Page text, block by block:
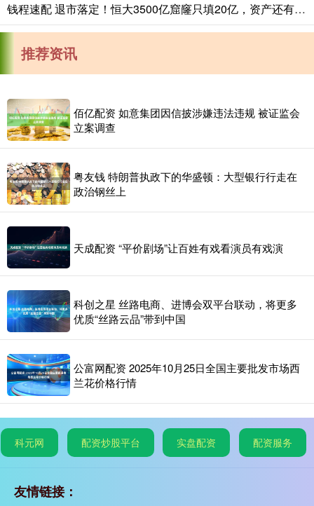
钱程速配 退市落定！恒大3500亿窟窿只填20亿，资产还有多少？
推荐资讯
佰亿配资 如意集团因信披涉嫌违法违规 被证监会
立案调查
粤友钱 特朗普执政下的华盛顿：大型银行行走在
政治钢丝上
天成配资 “平价剧场”让百姓有戏看演员有戏演
科创之星 丝路电商、进博会双平台联动，将更多
优质“丝路云品”带到中国
公富网配资 2025年10月25日全国主要批发市场西
兰花价格行情
科元网 配资炒股平台 实盘配资 配资服务
友情链接：